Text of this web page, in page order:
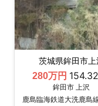
茨城県鉾田市上
280万円
鉾田市 上沢
鹿島臨海鉄道大洗鹿島